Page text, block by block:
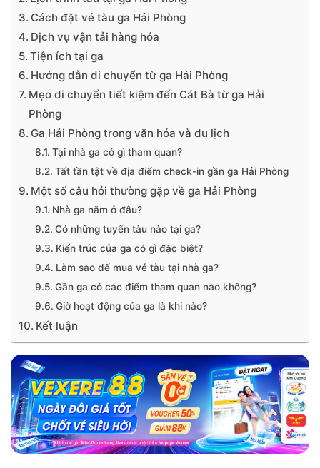
Cách đặt vé tàu ga Hải Phòng
Dịch vụ vận tải hàng hóa
Tiện ích tại ga
Hướng dẫn di chuyển từ ga Hải Phòng
Mẹo di chuyển tiết kiệm đến Cát Bà từ ga Hải
Phòng
Ga Hải Phòng trong văn hóa và du lịch
Tại nhà ga có gì tham quan?
Tất tần tật về địa điểm check-in gần ga Hải Phòng
Một số câu hỏi thường gặp về ga Hải Phòng
Nhà ga nằm ở đâu?
Có những tuyến tàu nào tại ga?
Kiến trúc của ga có gì đặc biệt?
Làm sao để mua vé tàu tại nhà ga?
Gần ga có các điểm tham quan nào không?
Giờ hoạt động của ga là khi nào?
Kết luận